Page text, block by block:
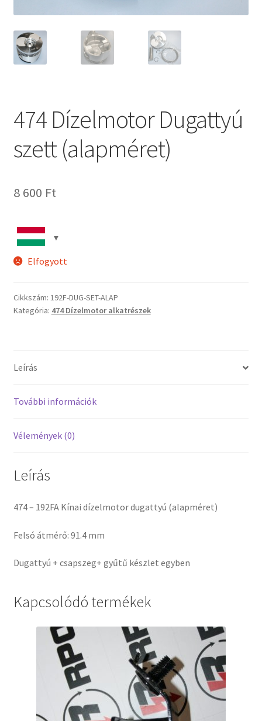
474 Dízelmotor Dugattyú
szett (alapméret)
8 600 Ft
Elfogyott
Cikkszám: 192F-DUG-SET-ALAP
Kategória: 474 Dízelmotor alkatrészek
Leírás
További információk
Vélemények (0)
Leírás
474 – 192FA Kínai dízelmotor dugattyú (alapméret)
Felsó átmérő: 91.4 mm
Dugattyú + csapszeg+ gyűtű készlet egyben
Kapcsolódó termékek